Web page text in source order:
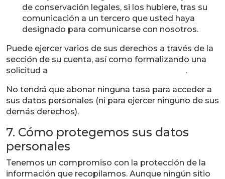
de conservación legales, si los hubiere, tras su
comunicación a un tercero que usted haya
designado para comunicarse con nosotros.
Puede ejercer varios de sus derechos a través de la
sección de su cuenta, así como formalizando una
solicitud a
.
No tendrá que abonar ninguna tasa para acceder a
sus datos personales (ni para ejercer ninguno de sus
demás derechos).
7. Cómo protegemos sus datos
personales
Tenemos un compromiso con la protección de la
información que recopilamos. Aunque ningún sitio